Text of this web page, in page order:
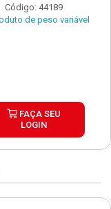
Código: 44189
de peso variável
FAÇA SEU
LOGIN